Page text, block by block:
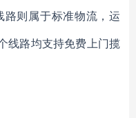
则属于标准物流，运
线路均支持免费上门揽